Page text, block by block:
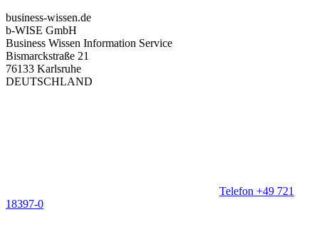
business-wissen.de
b-WISE GmbH
Business Wissen Information Service
Bismarckstraße 21
76133 Karlsruhe
DEUTSCHLAND
Telefon +49 721
18397-0